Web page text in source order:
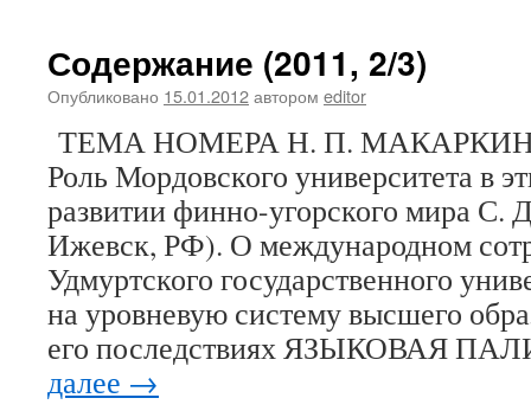
Содержание (2011, 2/3)
Опубликовано 15.01.2012автором editor
ТЕМА НОМЕРА Н. П. МАКАРКИН
Роль Мордовского университета в
развитии финно-угорского мира
Ижевск, РФ). О международном
Удмуртского государственного
на уровневую систему высшего
его последствиях ЯЗЫКОВАЯ
далее →